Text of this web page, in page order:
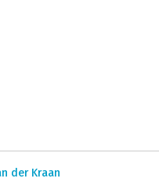
der Kraan